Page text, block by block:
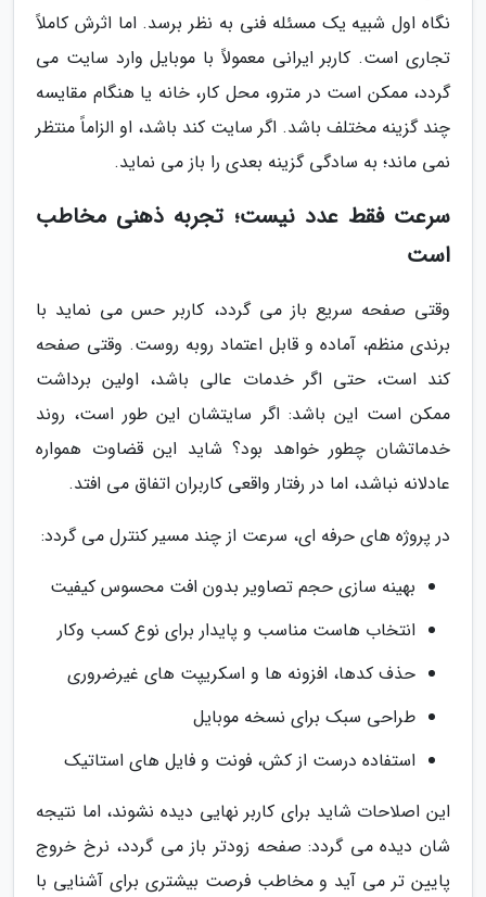
نگاه اول شبیه یک مسئله فنی به نظر برسد. اما اثرش کاملاً
تجاری است. کاربر ایرانی معمولاً با موبایل وارد سایت می
گردد، ممکن است در مترو، محل کار، خانه یا هنگام مقایسه
چند گزینه مختلف باشد. اگر سایت کند باشد، او الزاماً منتظر
نمی ماند؛ به سادگی گزینه بعدی را باز می نماید.
سرعت فقط عدد نیست؛ تجربه ذهنی مخاطب
است
وقتی صفحه سریع باز می گردد، کاربر حس می نماید با
برندی منظم، آماده و قابل اعتماد روبه روست. وقتی صفحه
کند است، حتی اگر خدمات عالی باشد، اولین برداشت
ممکن است این باشد: اگر سایتشان این طور است، روند
خدماتشان چطور خواهد بود؟ شاید این قضاوت همواره
عادلانه نباشد، اما در رفتار واقعی کاربران اتفاق می افتد.
در پروژه های حرفه ای، سرعت از چند مسیر کنترل می گردد:
بهینه سازی حجم تصاویر بدون افت محسوس کیفیت
انتخاب هاست مناسب و پایدار برای نوع کسب وکار
حذف کدها، افزونه ها و اسکریپت های غیرضروری
طراحی سبک برای نسخه موبایل
استفاده درست از کش، فونت و فایل های استاتیک
این اصلاحات شاید برای کاربر نهایی دیده نشوند، اما نتیجه
شان دیده می گردد: صفحه زودتر باز می گردد، نرخ خروج
پایین تر می آید و مخاطب فرصت بیشتری برای آشنایی با